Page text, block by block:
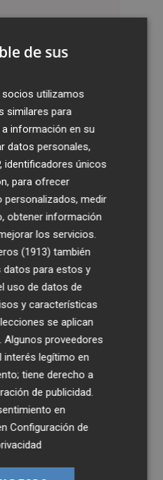
de sus
utilizamos
similares para
información en su
datos personales,
identificadores únicos
para ofrecer
personalizados, medir
obtener información
los servicios.
(1913) también
datos para estos y
uso de datos de
y características
se aplican
proveedores
interés legítimo en
tiene derecho a
de publicidad.
en
Configuración de